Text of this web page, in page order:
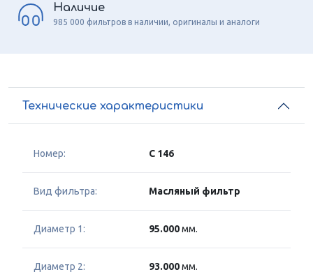
Наличие
985 000 фильтров в наличии, оригиналы и аналоги
Технические характеристики
Номер: C 146
Вид фильтра: Масляный фильтр
Диаметр 1: 95.000мм.
Диаметр 2: 93.000мм.